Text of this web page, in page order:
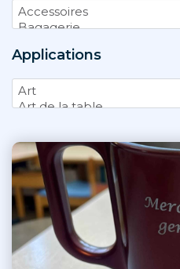
Applications